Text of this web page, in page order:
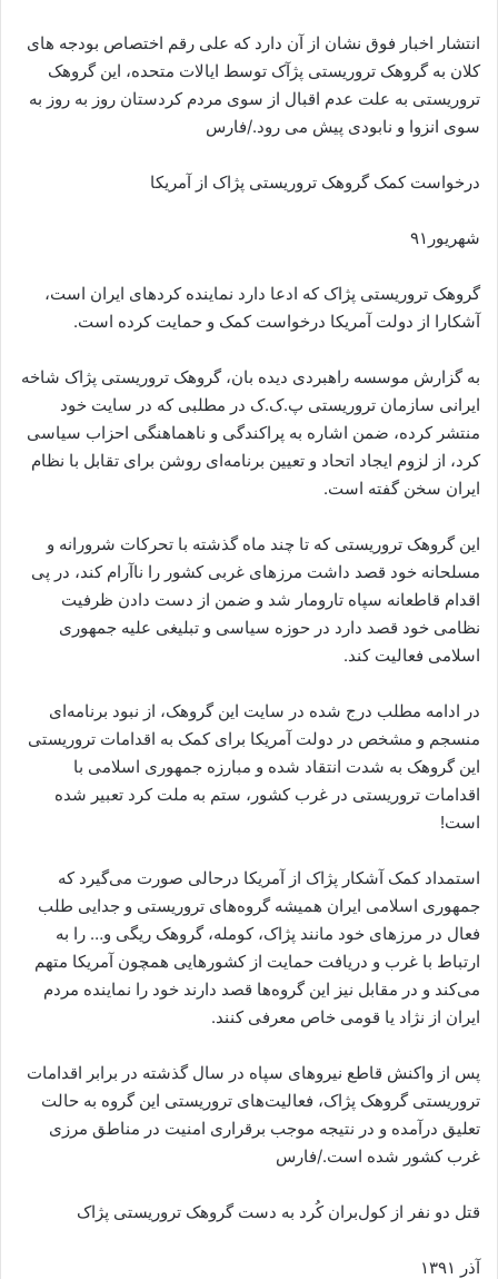
انتشار اخبار فوق نشان از آن دارد که علی رقم اختصاص بودجه های
کلان به گروهک تروریستی پژآک توسط ایالات متحده، این گروهک
تروریستی به علت عدم اقبال از سوی مردم کردستان روز به روز به
سوی انزوا و نابودی پیش می رود./فارس
درخواست کمک گروهک تروریستی پژاک از آمریکا
شهریور۹۱
گروهک تروریستی پژاک که ادعا دارد نماینده کردهای ایران است،
آشکارا از دولت آمریکا درخواست کمک و حمایت کرده است.
به گزارش موسسه راهبردی دیده بان، گروهک تروریستی پژاک شاخه
ایرانی سازمان تروریستی پ.ک.ک در مطلبی که در سایت خود
منتشر کرده، ضمن اشاره به پراکندگی و ناهماهنگی احزاب سیاسی
کرد، از لزوم ایجاد اتحاد و تعیین برنامه‌ای روشن برای تقابل با نظام
ایران سخن گفته است.
این گروهک تروریستی که تا چند ماه گذشته با تحرکات شرورانه و
مسلحانه خود قصد داشت مرزهای غربی کشور را ناآرام کند، در پی
اقدام قاطعانه سپاه تارومار شد و ضمن از دست دادن ظرفیت
نظامی خود قصد دارد در حوزه سیاسی و تبلیغی علیه جمهوری
اسلامی فعالیت کند.
در ادامه مطلب درج شده در سایت این گروهک، از نبود برنامه‌ای
منسجم و مشخص در دولت آمریکا برای کمک به اقدامات تروریستی
این گروهک به شدت انتقاد شده و مبارزه جمهوری اسلامی با
اقدامات تروریستی در غرب کشور، ستم به ملت کرد تعبیر شده
است!
استمداد کمک آشکار پژاک از آمریکا درحالی صورت می‌گیرد که
جمهوری اسلامی ایران همیشه گروه‌های تروریستی و جدایی طلب
فعال در مرزهای خود مانند پژاک، کومله، گروهک ریگی و… را به
ارتباط با غرب و دریافت حمایت از کشورهایی همچون آمریکا متهم
می‌کند و در مقابل نیز این گروه‌ها قصد دارند خود را نماینده مردم
ایران از نژاد یا قومی خاص معرفی کنند.
پس از واکنش قاطع نیروهای سپاه در سال گذشته در برابر اقدامات
تروریستی گروهک پژاک، فعالیت‌های تروریستی این گروه به حالت
تعلیق درآمده و در نتیجه موجب برقراری امنیت در مناطق مرزی
غرب کشور شده است./فارس
قتل دو نفر از کول‌بران کُرد به دست گروهک تروریستی پژاک
آذر ۱۳۹۱